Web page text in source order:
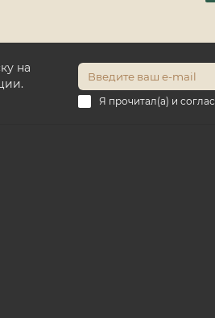
на
Я прочитал(а) и